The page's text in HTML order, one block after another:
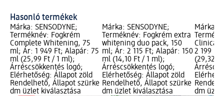
Hasonló termékek
Márka: SENSODYNE;
Terméknév: Fogkrém
Complete Whitening, 75
ml; Ár: 1 949 Ft; Alapár: 75
ml (25,99 Ft / 1 ml);
Árréscsökkentés logó;
Elérhetőség: Állapot zöld
Rendelhető, Állapot szürke
dm üzlet kiválasztása
Márka: SENSODYNE;
Terméknév: Fogkrém extra
whitening duo pack, 150
ml; Ár: 2 115 Ft; Alapár: 150
ml (14,10 Ft / 1 ml);
Árréscsökkentés logó;
Elérhetőség: Állapot zöld
Rendelhető, Állapot szürke
dm üzlet kiválasztása
Márka:
Clinical
2 199
(29,32
dm